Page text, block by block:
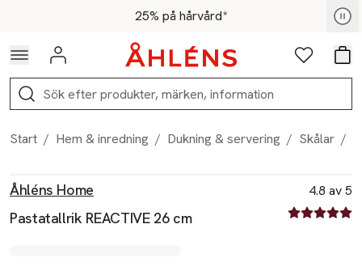
Hoppa till navigationsmenyn25% på hårvård*
För medlemmar - Shoppa nu
Logga in Favoriter
Sök
Start / Hem & inredning / Dukning & servering / Skålar /
Åhléns Home
Pastatallrik REACTIVE 26 cm
4.8 av 5
4.8 av fem